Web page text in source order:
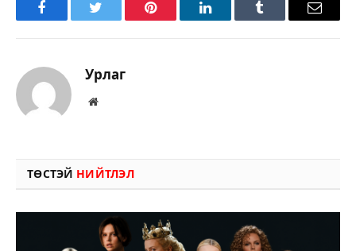
FacebookTwitter Pinterest LinkedInTumblr Имэйл
Урлаг
Вэбсайт
ТӨСТЭЙ НИЙТЛЭЛ